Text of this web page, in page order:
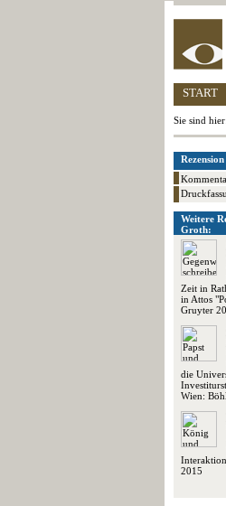
START
Sie sind hier:
Rezension
Weitere
Groth:
Zeit in
in Attos
Gruyter
die
Wien:
2015